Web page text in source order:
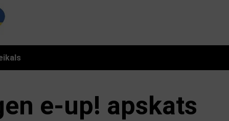
e-up! apskats